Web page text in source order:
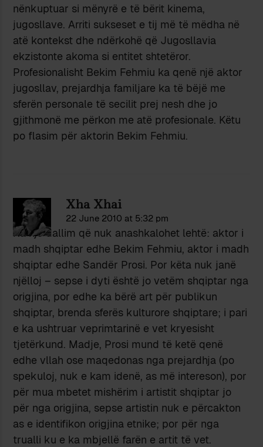
nënkuptuar si mënyrë e të bërit kinema,
jugosllave. Arriti sukseset e tij më të mëdha në
atë kontekst dhe ndërkohë që Jugosllavia
ekzistonte akoma si entitet shtetëror.
Profesionalisht Bekim Fehmiu ka qenë një aktor
jugosllav, prejardhja familjare ka të bëjë me
sferën personale të secilit prej nesh dhe jo
gjithmonë me përkon me atë profesionale. Këtu
po flasim për aktorin Bekim Fehmiu.
Xha Xhai
22 June 2010 at 5:32 pm
Ka një dallim që nuk anashkalohet lehtë: aktor i
madh shqiptar edhe Bekim Fehmiu, aktor i madh
shqiptar edhe Sandër Prosi. Por këta nuk janë
njëlloj – sepse i dyti është jo vetëm shqiptar nga
origjina, por edhe ka bërë art për publikun
shqiptar, brenda sferës kulturore shqiptare; i pari
e ka ushtruar veprimtarinë e vet kryesisht
tjetërkund. Madje, Prosi mund të ketë qenë
edhe vllah ose maqedonas nga prejardhja (po
spekuloj, nuk e kam idenë, as më intereson), por
për mua mbetet mishërim i artistit shqiptar jo
për nga origjina, sepse artistin nuk e përcakton
as e identifikon origjina etnike; por për nga
trualli ku e ka mbjellë farën e artit të vet.